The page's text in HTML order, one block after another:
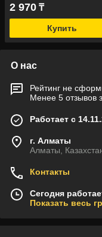
2 970 ₸
Купить
О нас
Рейтинг не
Менее 5 отзывов
Работает с
г. Алматы
Алматы,
Контакты
Сегодня
Показать весь